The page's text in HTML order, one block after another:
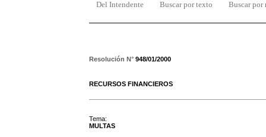
Del Intendente Buscar por texto Buscar por
Resolución N° 948/01/2000
RECURSOS FINANCIEROS
Tema:
MULTAS